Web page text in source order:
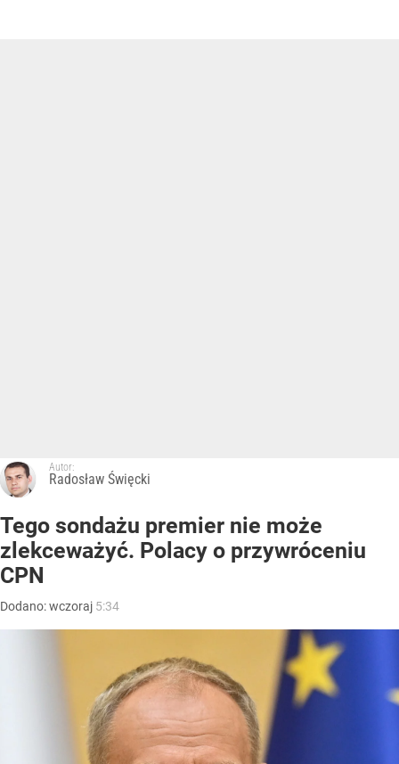
Autor:
Radosław Święcki
Tego sondażu premier nie może
zlekceważyć. Polacy o przywróceniu
CPN
Dodano:wczoraj 5:34